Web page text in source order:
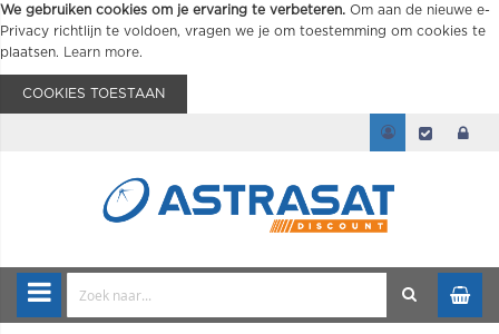
We gebruiken cookies om je ervaring te verbeteren. Om aan de nieuwe e-
Privacy richtlijn te voldoen, vragen we je om toestemming om cookies te
plaatsen.
Learn more.
COOKIES TOESTAAN